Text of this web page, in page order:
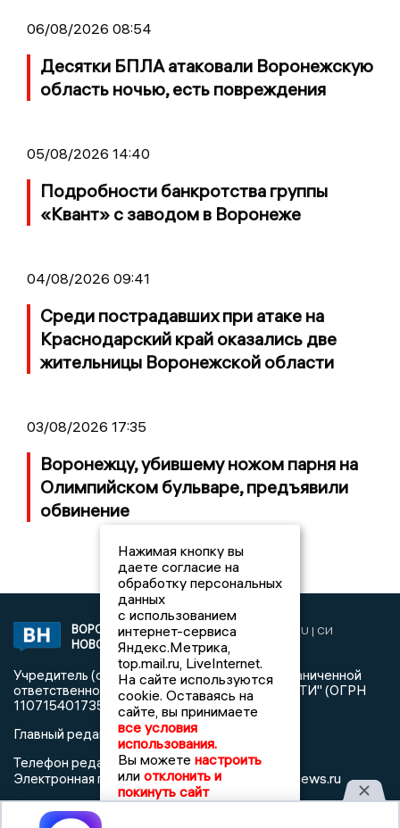
06/08/2026 08:54
Десятки БПЛА атаковали Воронежскую
область ночью, есть повреждения
05/08/2026 14:40
Подробности банкротства группы
«Квант» с заводом в Воронеже
04/08/2026 09:41
Среди пострадавших при атаке на
Краснодарский край оказались две
жительницы Воронежской области
03/08/2026 17:35
Воронежцу, убившему ножом парня на
Олимпийском бульваре, предъявили
обвинение
ВОРОНЕЖСКИЕ
НОВОСТИ
2019 © VORONEZHNEWS.RU | СИ
«Воронежские новости»
Учредитель (соучредители): Общество с ограниченной
ответственностью "РЕГИОНАЛЬНЫЕ НОВОСТИ" (ОГРН
1107154017354)
Главный редактор: Пирогов А.А.
Телефон редакции: +7 (473) 262 77 92
Электронная почта редакции:info@voronezhnews.ru
Регистрационный номер: серия Эл № ФС 77 - 75880 от 13
июня 2019г. согласно выписке из реестра
Нажимая кнопку вы
даете согласие на
обработку персональных
данных
с использованием
интернет-сервиса
Яндекс.Метрика,
top.mail.ru, LiveInternet.
На сайте используются
cookie. Оставаясь на
сайте, вы принимаете
все условия
использования.
Вы можете настроить
или отклонить и
покинуть сайт